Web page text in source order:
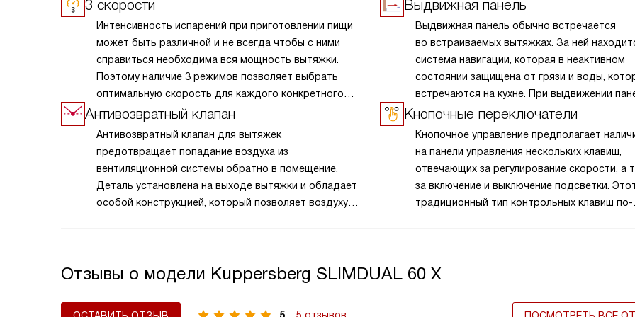
3 скорости
Интенсивность испарений при приготовлении пищи
может быть различной и не всегда чтобы с ними
справиться необходима вся мощность вытяжки.
Поэтому наличие 3 режимов позволяет выбрать
оптимальную скорость для каждого конкретного
случая.
Антивозвратный клапан
Антивозвратный клапан для вытяжек
предотвращает попадание воздуха из
вентиляционной системы обратно в помещение.
Деталь установлена на выходе вытяжки и обладает
особой конструкцией, который позволяет воздуху
повышает эффективность работы вытяжки и
важный элемент вытяжки, который способствует
Выдвижная панель
Выдвижная панель обычно встречается
во встраиваемых вытяжках. За ней
система навигации, которая в неактивном
состоянии защищена от грязи и воды,
встречаются на кухне. При выдвижении
увеличивает площадь всасывания, что
Кнопочные переключатели
Кнопочное управление предполагает
на панели управления нескольких клавиш,
отвечающих за регулирование скорости, а
за включение и выключение подсветки.
традиционный тип контрольных клавиш по-
Современные органы управления
и безупречно служат весь период
Отзывы о модели Kuppersberg SLIMDUAL 60 X